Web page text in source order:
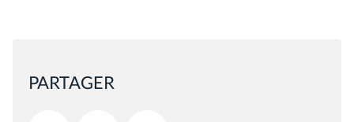
PARTAGER